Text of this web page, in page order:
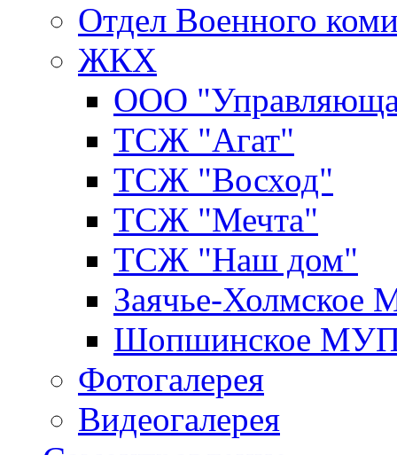
Отдел Военного
ЖКХ
ООО
ТСЖ "Агат"
ТСЖ "Восход"
ТСЖ "Мечта"
ТСЖ "Наш дом"
Заячье-
Шопшинское
Фотогалерея
Видеогалерея